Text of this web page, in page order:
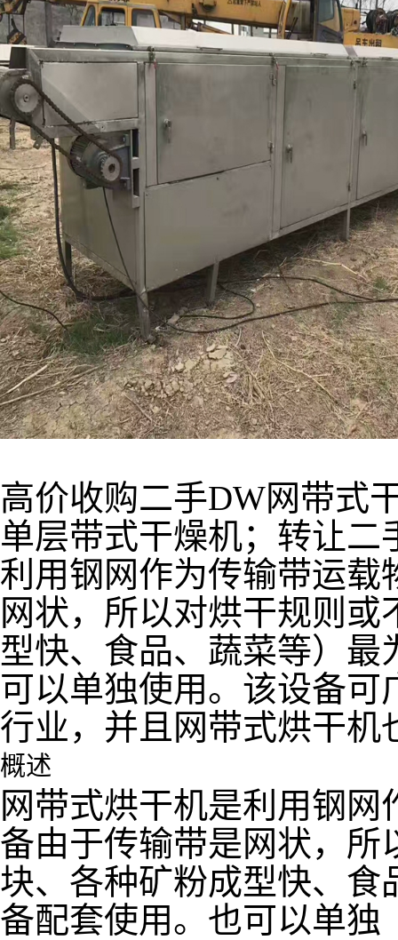
高价收购二手DW网带式
单层带式干燥机；转让二
利用钢网作为传输带运载
网状，所以对烘干规则
型快、食品、蔬菜等）
可以单独使用。该设备
行业，并且网带式烘干机
概述
网带式烘干机是利用钢
备由于传输带是网状，所
块、各种矿粉成型快、食
备配套使用。也可以单独